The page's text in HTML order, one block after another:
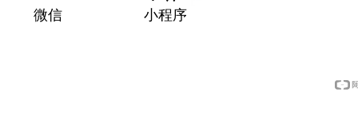
微信 小程序